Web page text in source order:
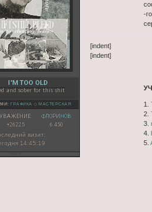
I'M TOO OLD
and sober for this shit
ГРАФИКА ◇МАСТЕРСКАЯ
УВАЖЕНИЕ:
+26225
ФЛОРИНОВ:
6 450
визит:
14:45:19
-
[indent]
[indent]
1.
2.
3.
4.
5.